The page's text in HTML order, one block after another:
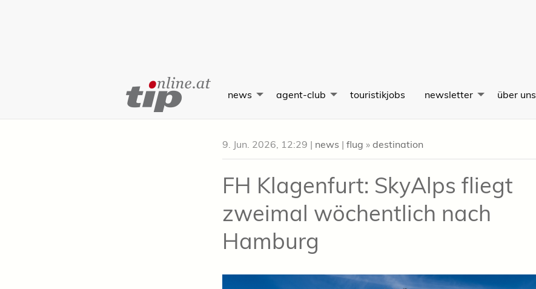
Content
news agent-club touristikjobs newsletter über uns
9. Jun. 2026, 12:29 | news | flug » destination
FH Klagenfurt: SkyAlps fliegt
zweimal wöchentlich nach
Hamburg